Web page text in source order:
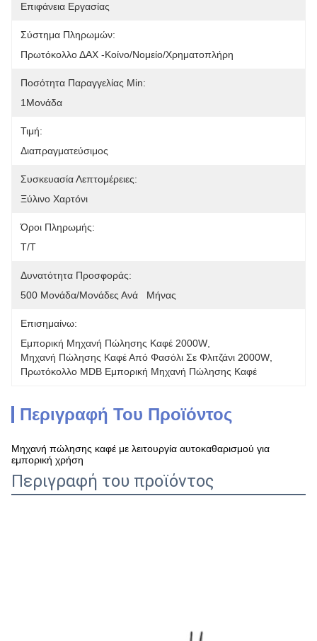
Επιφάνεια Εργασίας
Σύστημα Πληρωμών:
Πρωτόκολλο ΔΑΧ -Κοίνο/Νομείο/Χρηματοπλήρη
Ποσότητα Παραγγελίας Min:
1Μονάδα
Τιμή:
Διαπραγματεύσιμος
Συσκευασία Λεπτομέρειες:
Ξύλινο Χαρτόνι
Όροι Πληρωμής:
Τ/Τ
Δυνατότητα Προσφοράς:
500 Μονάδα/μονάδες Ανά   Μήνας
Επισημαίνω:
Εμπορική Μηχανή Πώλησης Καφέ 2000W
Μηχανή Πώλησης Καφέ Από Φασόλι Σε Φλιτζάνι 2000W
Πρωτόκολλο MDB Εμπορική Μηχανή Πώλησης Καφέ
Περιγραφή Του Προϊόντος
Μηχανή πώλησης καφέ με λειτουργία αυτοκαθαρισμού για
εμπορική χρήση
Περιγραφή του προϊόντος